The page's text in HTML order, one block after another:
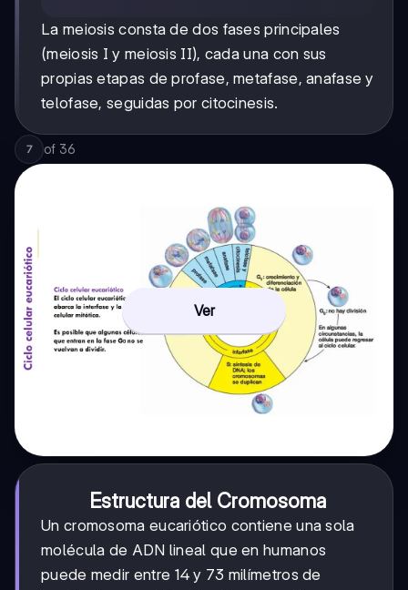
La meiosis consta de dos fases principales
(meiosis I y meiosis II), cada una con sus
propias etapas de profase, metafase, anafase y
telofase, seguidas por citocinesis.
7 of 36
Ver
Estructura del Cromosoma
Un cromosoma eucariótico contiene una sola
molécula de ADN lineal que en humanos
puede medir entre 14 y 73 milímetros de